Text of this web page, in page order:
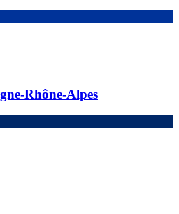
Rhône-Alpes